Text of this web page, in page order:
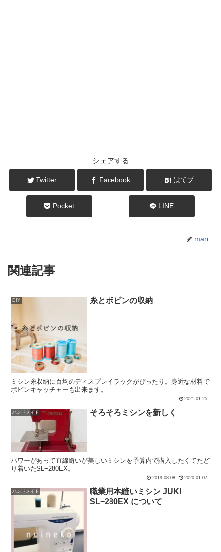
シェアする
Twitter Facebook はてブ
Pocket LINE
mari
関連記事
DIY 糸とボビンの収納
ミシン糸収納に百均のディスプレイラックがぴったり。身近な材料で
ボビンキャッチャーも出来ます。
2021.01.25
ハンドメイド そろそろミシンを新しく
パワーがあって直線縫いが美しいミシンを予算内で購入したくてたど
り着いたSL−280EX。
2019.08.08 2020.01.07
ハンドメイド
職業用本縫いミシン JUKI
SL−280EX について